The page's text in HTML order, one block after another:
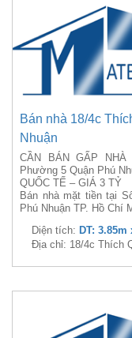
Bán nhà 18/4c
Nhuận
CẦN BÁN GẤP
Phường 5 Quận Phú
QUỐC TẾ – GIÁ 3 TỶ
Bán nhà mặt tiền tại
Phú Nhuận TP. Hồ Chí
Diện tích: DT:
Địa chỉ: 18/4c Thích